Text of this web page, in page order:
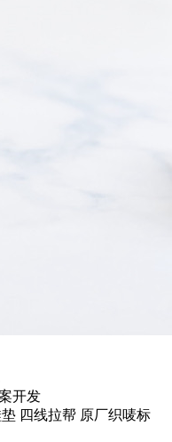
开发
四线拉帮 原厂织唛标